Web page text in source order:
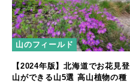
山のフィールド
【2024年版】北海道でお花見登
山ができる山5選 高山植物の種